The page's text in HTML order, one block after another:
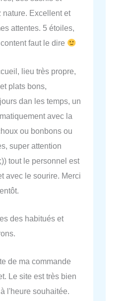
nature. Excellent et
attentes. 5 étoiles,
faut le dire
lieu très propre,
plats bons,
dan les temps, un
avec la
ou bonbons ou
super attention
tout le personnel est
avec le sourire. Merci
des habitués et
de ma commande
Le site est très bien
l'heure souhaitée.